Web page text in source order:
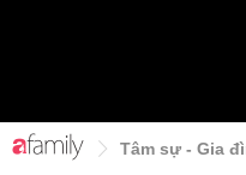
Tâm sự - Gia